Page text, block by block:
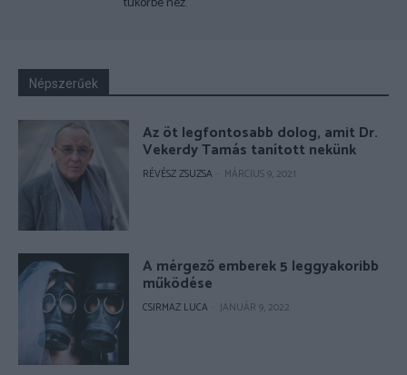
Népszerűek
Az öt legfontosabb dolog, amit Dr.
Vekerdy Tamás tanított nekünk
RÉVÉSZ ZSUZSA MÁRCIUS 9, 2021
A mérgező emberek 5 leggyakoribb
működése
CSIRMAZ LUCA JANUÁR 9, 2022